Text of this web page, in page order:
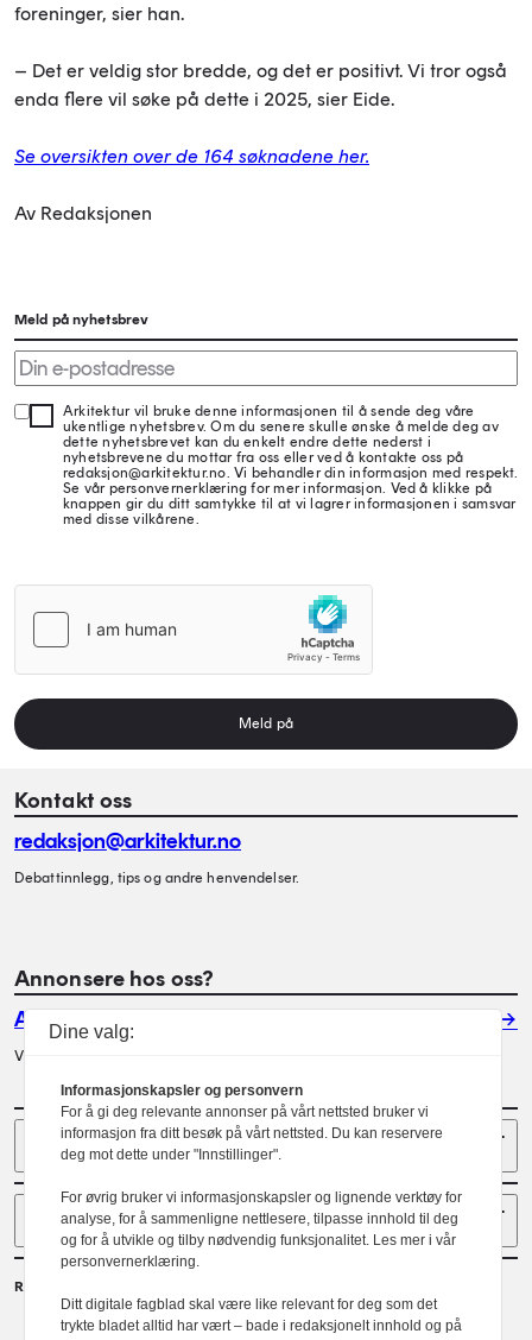
foreninger, sier han.
– Det er veldig stor bredde, og det er positivt. Vi tror også
enda flere vil søke på dette i 2025, sier Eide.
Se oversikten over de 164 søknadene her.
Av Redaksjonen
Meld på nyhetsbrev
Arkitektur vil bruke denne informasjonen til å sende deg våre
ukentlige nyhetsbrev. Om du senere skulle ønske å melde deg av
dette nyhetsbrevet kan du enkelt endre dette nederst i
nyhetsbrevene du mottar fra oss eller ved å kontakte oss på
redaksjon@arkitektur.no. Vi behandler din informasjon med respekt.
Se vår personvernerklæring for mer informasjon. Ved å klikke på
knappen gir du ditt samtykke til at vi lagrer informasjonen i samsvar
med disse vilkårene.
Meld på
Kontakt oss
redaksjon@arkitektur.no
Debattinnlegg, tips og andre henvendelser.
Annonsere hos oss?
Annonser
Vil du annonsere i Arkitektur? Les mer her.
Sider
Følg oss
Redaktør
Gaute Brochmann
Dine valg:
Informasjonskapsler og personvern
For å gi deg relevante annonser på vårt nettsted bruker vi
informasjon fra ditt besøk på vårt nettsted. Du kan reservere
deg mot dette under "Innstillinger".
For øvrig bruker vi informasjonskapsler og lignende verktøy for
analyse, for å sammenligne nettlesere, tilpasse innhold til deg
og for å utvikle og tilby nødvendig funksjonalitet. Les mer i vår
personvernerklæring.
Ditt digitale fagblad skal være like relevant for deg som det
trykte bladet alltid har vært – bade i redaksjonelt innhold og på